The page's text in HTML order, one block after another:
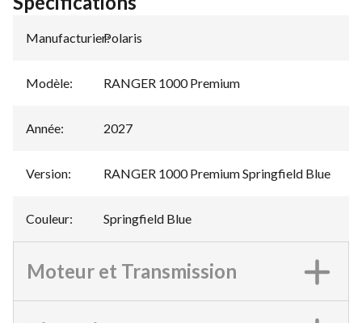
Manufacturier:
Polaris
Modèle: RANGER 1000 Premium
Année: 2027
Version: RANGER 1000 Premium Springfield Blue
Couleur: Springfield Blue
Moteur et Transmission